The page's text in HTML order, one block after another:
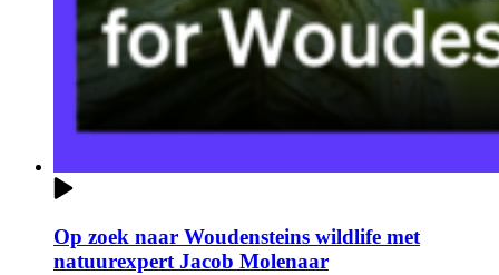
Op zoek naar Woudensteins wildlife met
natuurexpert Jacob Molenaar